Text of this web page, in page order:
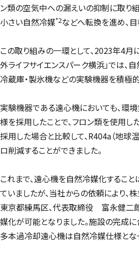
ン類の空気中への漏えいの抑制に取り
小さい自然冷媒*2などへ転換を進め、
この取り組みの一環として、2023年4月
外ライフサイエンスパーク横浜」では、
冷蔵庫・製氷機などの実験機器を積極
実験機器である遠心機においても、環
様を採用したことで、フロン類を使用
採用した場合と比較して、R404a（地球
ロ削減することができました。
これまで、遠心機を自然冷媒化するこ
ていましたが、当社からの依頼により、
東京都練馬区、代表取締役 富永健二
媒化が可能となりました。施設の完成
多本過冷却遠心機は自然冷媒仕様とな